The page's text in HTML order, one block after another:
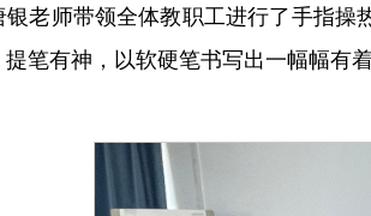
银老师带领全体教职工进行了手指
笔有神，以软硬笔书写出一幅幅有